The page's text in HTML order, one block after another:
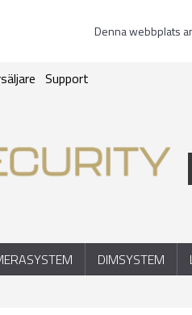
Denna webbplats
Support
DIMSYSTEM